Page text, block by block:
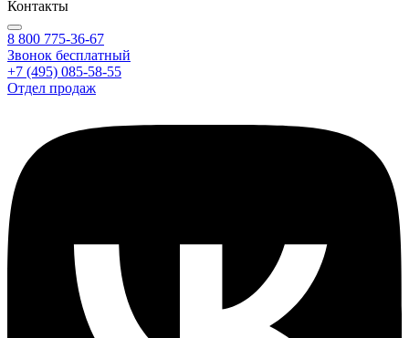
Контакты
8 800 775-36-67
Звонок бесплатный
+7 (495) 085-58-55
Отдел продаж